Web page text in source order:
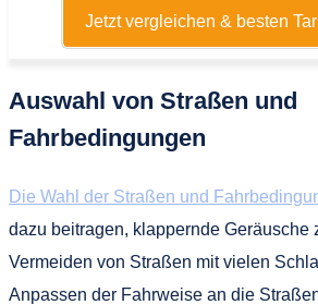
Jetzt vergleichen & besten
Auswahl von Straßen und
Fahrbedingungen
Die Wahl der Straßen und
dazu beitragen, klappernde Geräusche
Vermeiden von Straßen mit vielen
Anpassen der Fahrweise an die